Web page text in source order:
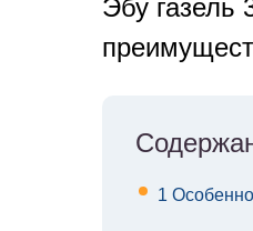
Эбу газель
1